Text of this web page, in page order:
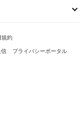
規約
信 プライバシーポータル